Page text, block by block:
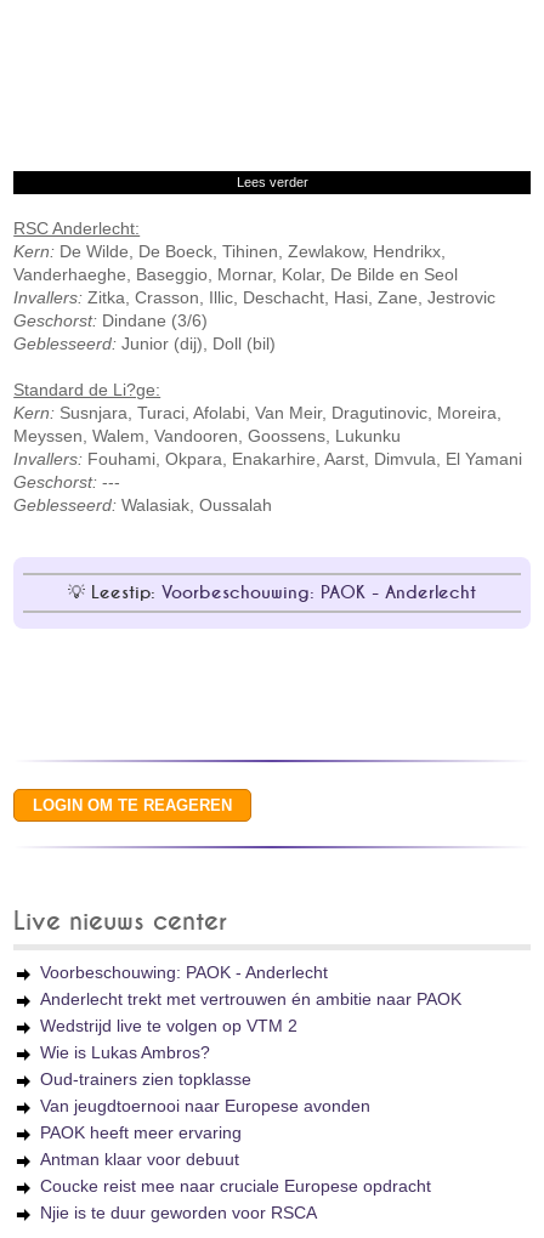
Lees verder
RSC Anderlecht:
Kern: De Wilde, De Boeck, Tihinen, Zewlakow, Hendrikx,
Vanderhaeghe, Baseggio, Mornar, Kolar, De Bilde en Seol
Invallers: Zitka, Crasson, Illic, Deschacht, Hasi, Zane, Jestrovic
Geschorst: Dindane (3/6)
Geblesseerd: Junior (dij), Doll (bil)
Standard de Li?ge:
Kern: Susnjara, Turaci, Afolabi, Van Meir, Dragutinovic, Moreira,
Meyssen, Walem, Vandooren, Goossens, Lukunku
Invallers: Fouhami, Okpara, Enakarhire, Aarst, Dimvula, El Yamani
Geschorst: ---
Geblesseerd: Walasiak, Oussalah
Leestip: Voorbeschouwing: PAOK - Anderlecht
Live nieuws center
Voorbeschouwing: PAOK - Anderlecht
Anderlecht trekt met vertrouwen én ambitie naar PAOK
Wedstrijd live te volgen op VTM 2
Wie is Lukas Ambros?
Oud-trainers zien topklasse
Van jeugdtoernooi naar Europese avonden
PAOK heeft meer ervaring
Antman klaar voor debuut
Coucke reist mee naar cruciale Europese opdracht
Njie is te duur geworden voor RSCA